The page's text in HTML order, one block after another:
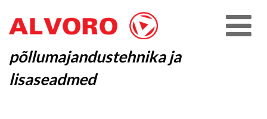
põllumajandustehnika ja
lisaseadmed